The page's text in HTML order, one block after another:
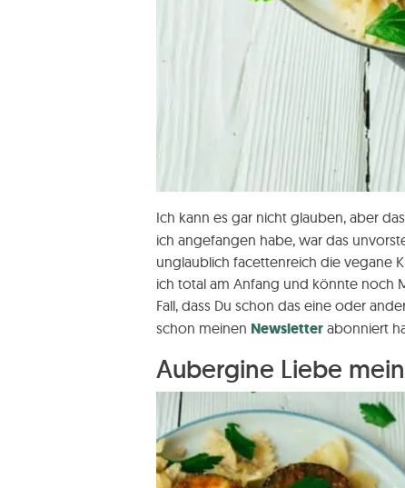
Ich kann es gar nicht glauben, aber
ich angefangen habe, war das
unglaublich facettenreich die vegane
ich total am Anfang und könnte noch
Fall, dass Du schon das eine oder
schon meinen Newsletter abonniert
Aubergine Liebe